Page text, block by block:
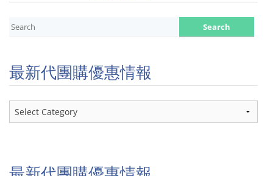
最新代團購優惠情報
最
新
優